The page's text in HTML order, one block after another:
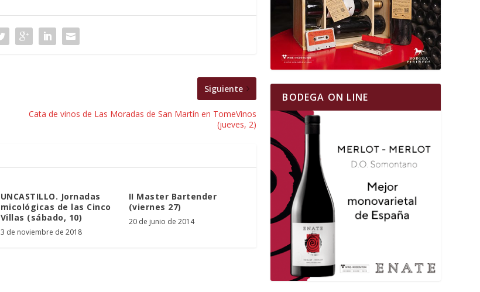
Siguiente
Cata de vinos de Las Moradas de San Martín en TomeVinos
(jueves, 2)
UNCASTILLO. Jornadas
micológicas de las Cinco
Villas (sábado, 10)
3 de noviembre de 2018
II Master Bartender
(viernes 27)
20 de junio de 2014
BODEGA ON LINE